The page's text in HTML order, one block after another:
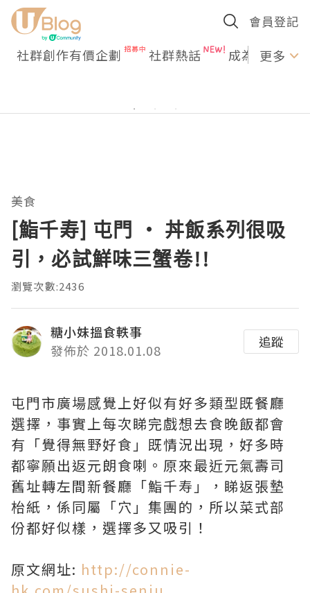
會員登記
社群創作有價企劃 社群熱話 成為U更多
美食
[鮨千寿] 屯門 ‧ 丼飯系列很吸
引，必試鮮味三蟹卷!!
瀏覽次數:2436
糖小妹搵食軼事
發佈於 2018.01.08
追蹤
屯門市廣場感覺上好似有好多類型既餐廳
選擇，事實上每次睇完戲想去食晚飯都會
有「覺得無野好食」既情況出現，好多時
都寧願出返元朗食喇。原來最近元氣壽司
舊址轉左間新餐廳「鮨千寿」，睇返張墊
枱紙，係同屬「穴」集團的，所以菜式部
份都好似樣，選擇多又吸引！
原文網址: http://connie-